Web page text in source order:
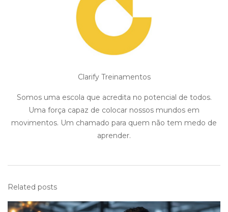
Clarify Treinamentos
Somos uma escola que acredita no potencial de todos.
Uma força capaz de colocar nossos mundos em
movimentos. Um chamado para quem não tem medo de
aprender.
Related posts